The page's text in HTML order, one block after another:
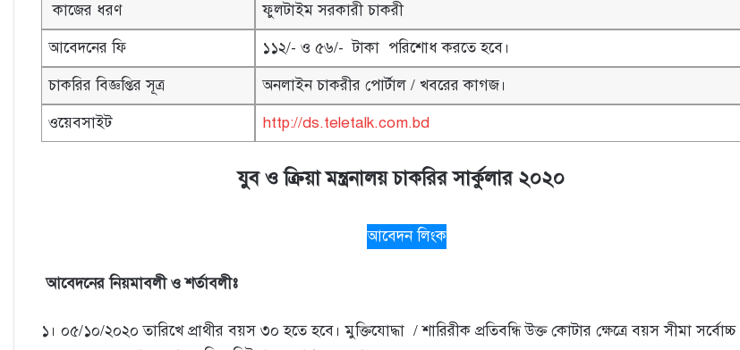
কাজের ধরণ
ফুলটাইম সরকারী চাকরী
আবেদনের ফি
১১২/- ও ৫৬/- টাকা পরিশোধ করতে হবে।
চাকরির বিজ্ঞপ্তির সূত্র
অনলাইন চাকরীর পোর্টাল / খবরের কাগজ।
ওয়েবসাইট
http://ds.teletalk.com.bd
যুব ও ক্রিয়া মন্ত্রনালয় চাকরির সার্কুলার ২০২০
আবেদন লিংক
আবেদনের নিয়মাবলী ও শর্তাবলীঃ
১। ০৫/১০/২০২০ তারিখে প্রাথীর বয়স ৩০ হতে হবে। মুক্তিযোদ্ধা / শারিরীক প্রতিবন্ধি উক্ত কোটার ক্ষেত্রে বয়স সীমা